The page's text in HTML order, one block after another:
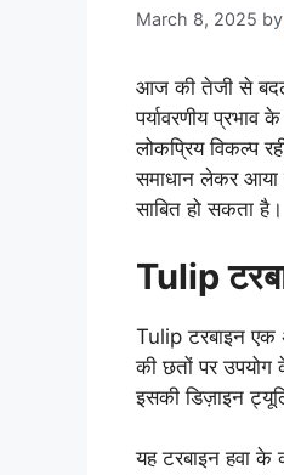
March 8, 2025 by
आज की तेजी से
पर्यावरणीय
लोकप्रिय विकल्प
समाधान लेकर आया
साबित हो सकता है।
Tulip
Tulip टरबाइन
की छतों पर
इसकी डिज़ाइन
यह टरबाइन हवा